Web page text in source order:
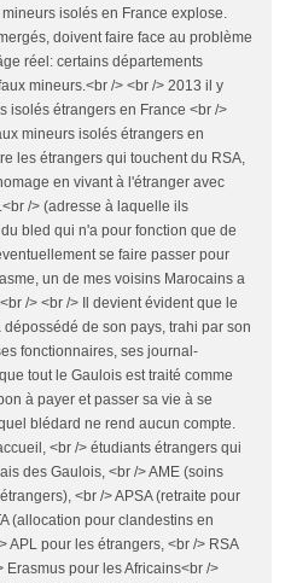
isolés en France explose.
doivent faire face au problème
réel: certains départements
mineurs.<br /> <br /> 2013 il y
isolés étrangers en France <br />
mineurs isolés étrangers en
les étrangers qui touchent du RSA,
en vivant à l'étranger avec
/> (adresse à laquelle ils
bled qui n'a pour fonction que de
se faire passer pour
un de mes voisins Marocains a
/> <br /> Il devient évident que le
de son pays, trahi par son
fonctionnaires, ses journal-
tout le Gaulois est traité comme
à payer et passer sa vie à se
blédard ne rend aucun compte.
<br /> étudiants étrangers qui
des Gaulois, <br /> AME (soins
<br /> APSA (retraite pour
(allocation pour clandestins en
APL pour les étrangers, <br /> RSA
Erasmus pour les Africains<br />